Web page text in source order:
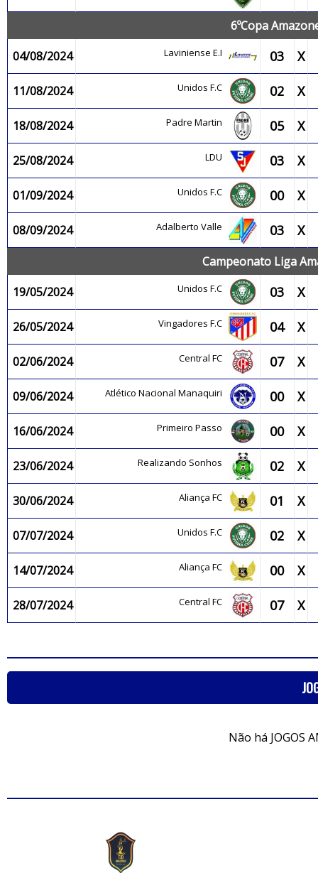
6ºCopa
04/08/2024
Laviniense E.I 03 X
11/08/2024 Unidos F.C 02 X
18/08/2024 Padre Martin 05 X
25/08/2024 LDU 03 X
01/09/2024 Unidos F.C 00 X
08/09/2024 Adalberto Valle 03 X
Campeonato Liga
19/05/2024
Unidos F.C 03 X
26/05/2024 Vingadores F.C 04 X
02/06/2024 Central FC 07 X
09/06/2024 Atlético Nacional Manaquiri 00 X
16/06/2024 Primeiro Passo 00 X
23/06/2024 Realizando Sonhos 02 X
30/06/2024 Aliança FC 01 X
07/07/2024 Unidos F.C 02 X
14/07/2024 Aliança FC 00 X
28/07/2024 Central FC 07 X
Não há JOGOS